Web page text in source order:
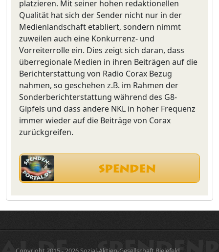
platzieren. Mit seiner hohen redaktionellen
Qualität hat sich der Sender nicht nur in der
Medienlandschaft etabliert, sondern nimmt
zuweilen auch eine Konkurrenz- und
Vorreiterrolle ein. Dies zeigt sich daran, dass
überregionale Medien in ihren Beiträgen auf die
Berichterstattung von Radio Corax Bezug
nahmen, so geschehen z.B. im Rahmen der
Sonderberichterstattung während des G8-
Gipfels und dass andere NKL in hoher Frequenz
immer wieder auf die Beiträge von Corax
zurückgreifen.